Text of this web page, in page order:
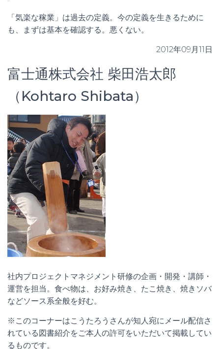
「気楽な稼業」は過去の定義。今の定義を生きるために
も、まずは基本を確認する。悪くない。
2012年09月11日
富士通株式会社 柴田浩太郎
（Kohtaro Shibata）
社内プロジェクトマネジメント研修の企画・開発・講師・
運営を担当。食べ物は、お好み焼き、たこ焼き、焼きソバ
などソース系全般を好む。
※このコーナーはこうたろうさんが知人宛にメール配信さ
れている図書紹介をご本人の許可をいただいて掲載してい
るものです。